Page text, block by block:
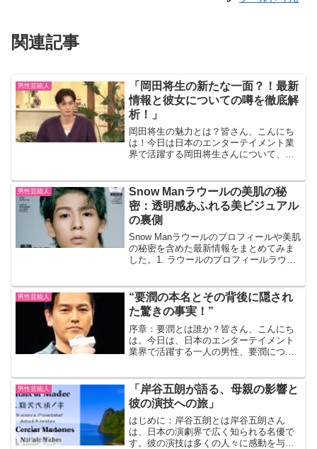
関連記事
男性芸能人
「岡田将生の新たな一面？！最新
情報と彼女についての噂を徹底解
析！」
岡田将生の魅力とは？皆さん、こんにち
は！今日は日本のエンターテイメント業
界で活躍する岡田将生さんについて、彼
きたいと思います。 岡田将生さんと言え
ば、その端正なルックス...
男性芸能人
Snow Manラウールの美肌の秘
密：透明感あふれる美ビジュアル
の裏側
Snow Manラウールのプロフィールや美肌
の秘密を含めた最新情報をまとめてみま
した。1. ラウールのプロフィールラウー
サー、モデルです。東京都出身で、身長
は1...
男性芸能人
“要潤の本名とその背後に隠され
た驚きの事実！”
序章：要潤とは誰か？皆さん、こんにち
は。今日は、日本のエンターテイメント
業界で活躍する一人の男性、要潤につい
彼の本名や、その背後に隠された驚きの
事実についてはご存知でし...
男性芸能人
「岸谷五朗が語る、母親の影響と
彼の演技への旅」
はじめに：岸谷五朗とは岸谷五朗さん
は、日本の演劇界で広く知られる名優で
す。彼の演技は多くの人々に感動を与